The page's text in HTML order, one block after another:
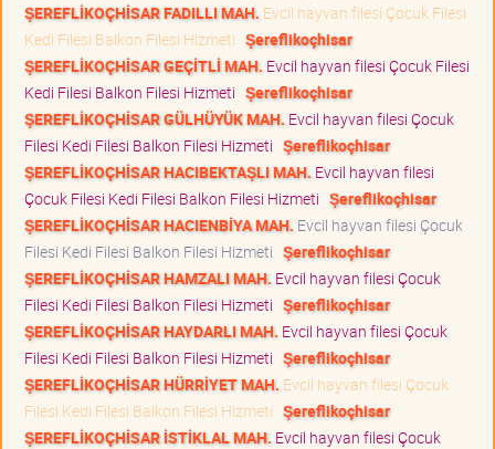
ŞEREFLİKOÇHİSAR FADILLI MAH. Evcil hayvan filesi Çocuk Filesi
Kedi Filesi Balkon Filesi Hizmeti Şereflikoçhisar
ŞEREFLİKOÇHİSAR GEÇİTLİ MAH. Evcil hayvan filesi Çocuk Filesi
Kedi Filesi Balkon Filesi Hizmeti Şereflikoçhisar
ŞEREFLİKOÇHİSAR GÜLHÜYÜK MAH. Evcil hayvan filesi Çocuk
Filesi Kedi Filesi Balkon Filesi Hizmeti Şereflikoçhisar
ŞEREFLİKOÇHİSAR HACIBEKTAŞLI MAH. Evcil hayvan filesi
Çocuk Filesi Kedi Filesi Balkon Filesi Hizmeti Şereflikoçhisar
ŞEREFLİKOÇHİSAR HACIENBİYA MAH. Evcil hayvan filesi Çocuk
Filesi Kedi Filesi Balkon Filesi Hizmeti Şereflikoçhisar
ŞEREFLİKOÇHİSAR HAMZALI MAH. Evcil hayvan filesi Çocuk
Filesi Kedi Filesi Balkon Filesi Hizmeti Şereflikoçhisar
ŞEREFLİKOÇHİSAR HAYDARLI MAH. Evcil hayvan filesi Çocuk
Filesi Kedi Filesi Balkon Filesi Hizmeti Şereflikoçhisar
ŞEREFLİKOÇHİSAR HÜRRİYET MAH. Evcil hayvan filesi Çocuk
Filesi Kedi Filesi Balkon Filesi Hizmeti Şereflikoçhisar
ŞEREFLİKOÇHİSAR İSTİKLAL MAH. Evcil hayvan filesi Çocuk